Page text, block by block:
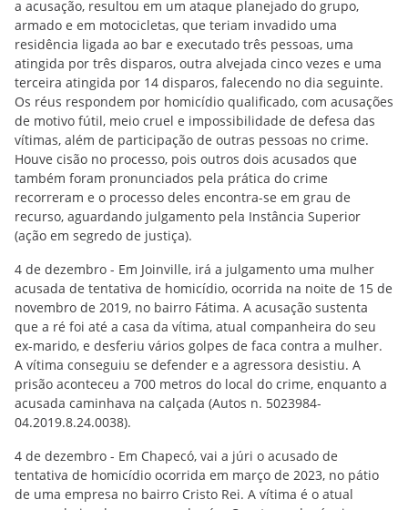
a acusação, resultou em um ataque planejado do grupo,
armado e em motocicletas, que teriam invadido uma
residência ligada ao bar e executado três pessoas, uma
atingida por três disparos, outra alvejada cinco vezes e uma
terceira atingida por 14 disparos, falecendo no dia seguinte.
Os réus respondem por homicídio qualificado, com acusações
de motivo fútil, meio cruel e impossibilidade de defesa das
vítimas, além de participação de outras pessoas no crime.
Houve cisão no processo, pois outros dois acusados que
também foram pronunciados pela prática do crime
recorreram e o processo deles encontra-se em grau de
recurso, aguardando julgamento pela Instância Superior
(ação em segredo de justiça).
4 de dezembro - Em Joinville, irá a julgamento uma mulher
acusada de tentativa de homicídio, ocorrida na noite de 15 de
novembro de 2019, no bairro Fátima. A acusação sustenta
que a ré foi até a casa da vítima, atual companheira do seu
ex-marido, e desferiu vários golpes de faca contra a mulher.
A vítima conseguiu se defender e a agressora desistiu. A
prisão aconteceu a 700 metros do local do crime, enquanto a
acusada caminhava na calçada (Autos n. 5023984-
04.2019.8.24.0038).
4 de dezembro - Em Chapecó, vai a júri o acusado de
tentativa de homicídio ocorrida em março de 2023, no pátio
de uma empresa no bairro Cristo Rei. A vítima é o atual